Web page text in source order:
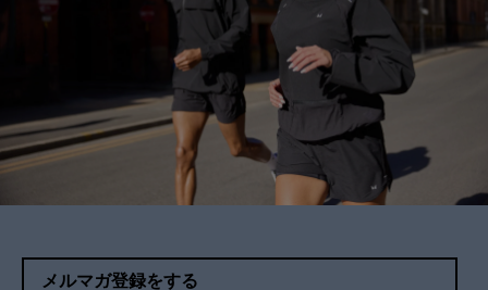
メルマガ登録をする